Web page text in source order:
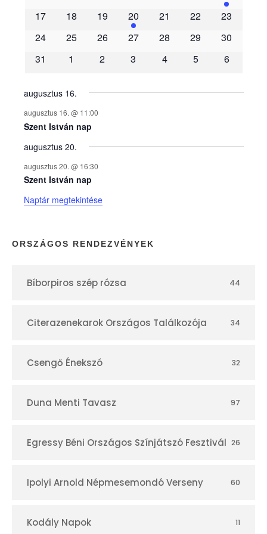
m
é
n
y
e
k
n
a
p
r
17
18 19 20 21 22
23
24
25 26 27 28 29
30
31
1 2 3 4 5 6
augusztus 16.
augusztus 16. @ 11:00
Szent István nap
augusztus 20.
augusztus 20. @ 16:30
Szent István nap
Naptár megtekintése
ORSZÁGOS RENDEZVÉNYEK
Bíborpiros szép rózsa 44
Citerazenekarok Országos Találkozója 34
Csengő Énekszó 32
Duna Menti Tavasz 97
Egressy Béni Országos Színjátszó Fesztivál 26
Ipolyi Arnold Népmesemondó Verseny 60
Kodály Napok 11